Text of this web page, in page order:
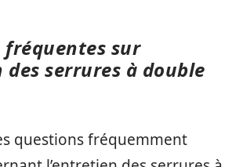
fréquentes sur
des serrures à double
questions fréquemment